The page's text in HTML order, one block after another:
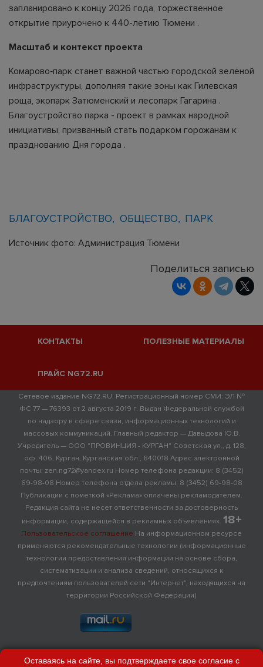
запланировано к концу 2026 года, торжественное
открытие приурочено к 440-летию Тюмени .
Масштаб и контекст проекта
Комарово‑парк станет важной частью городской зелёной
инфраструктуры, дополняя такие зоны как Гилевская
роща, экопарк Затюменский и лесопарк Гагарина .
Благоустройство парка - проект в рамках народной
инициативы, призванный стать подарком горожанам к
празднованию Дня города .
БЛАГОУСТРОЙСТВО ОБЩЕСТВО ПАРК
Источник фото: Администрация Тюмени
Поделиться записью
КОНТАКТЫ ПОЛЕЗНЫЕ МАТЕРИАЛЫ
ПРАЙС NG72.RU
Сетевое издание NG72.RU. Регистрационный номер СМИ: ЭЛ №
ФС 77 — 76393 от 2 августа 2019 г. Выдан Федеральной службой
по надзору в сфере связи, информационных технологий и
массовых коммуникаций. Главный редактор — Давыдова Ю.В.
Учредитель — ООО "ПРОВИНЦИЯ - КУРГАН" Советская ул., д. 128,
оф. 406, Курган, Курганская обл., 640018 Адрес электронной
почты: zen.ng72@yandex.ru Номер телефона редакции: 8 (3452)
69-98-08 Номер телефона отдела рекламы: 8 (3452) 69-98-08
Публикации с пометкой «Реклама» оплачены рекламодателем.
Редакция сайта не несет ответственности за достоверность
информации, содержащейся в рекламных объявлениях. 18+
Пользовательское соглашение На информационном ресурсе
применяются рекомендательные технологии (информационные
технологии предоставления информации на основе сбора,
систематизации и анализа сведений, относящихся к
предпочтениям пользователей сети "Интернет", находящихся на
территории Российской Федерации)
Оставаясь на сайте, вы подтверждаете свое согласие с